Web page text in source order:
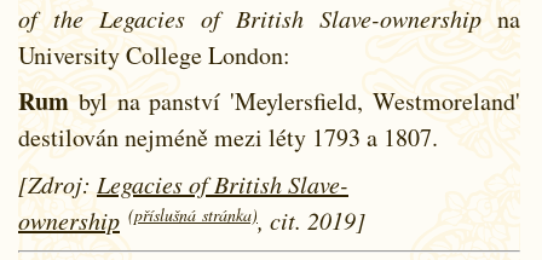
of the Legacies of British Slave-ownership na
University College London:
Rum byl na panství 'Meylersfield, Westmoreland'
destilován nejméně mezi léty 1793 a 1807.
[Zdroj: Legacies of British Slave-
ownership (příslušná stránka), cit. 2019]